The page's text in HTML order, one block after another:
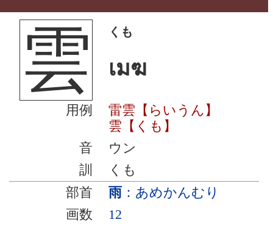
雲 くも
เมฆ
用例
雷雲【らいうん】
雲【くも】
音
ウン
訓
くも
部首
雨 ：あめかんむり
画数
12